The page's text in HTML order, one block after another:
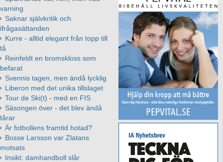
varning
Saknar självkritik och
ifrågasättanden
Kurre - alltid elegant från topp till
tå
Reinfeldt en bromskloss som
befarat
Svennis tagen, men ändå lycklig
Liberon med det unika tillslaget
Tour de Ski(t) - med en FIS
Säsongen över - det blev ändå
tårar
Är fotbollens framtid hotad?
Bosse Larsson var Zlatans
motsats
Insikt: damhandboll slår